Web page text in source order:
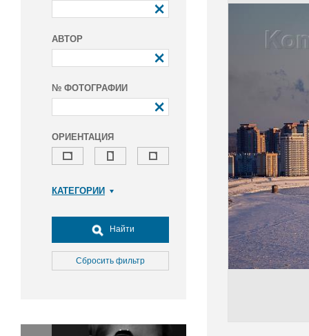
АВТОР
№ ФОТОГРАФИИ
ОРИЕНТАЦИЯ
КАТЕГОРИИ
Досуг, туризм и отдых
Культура
Медицина
Окружающая среда
Найти
Сбросить фильтр